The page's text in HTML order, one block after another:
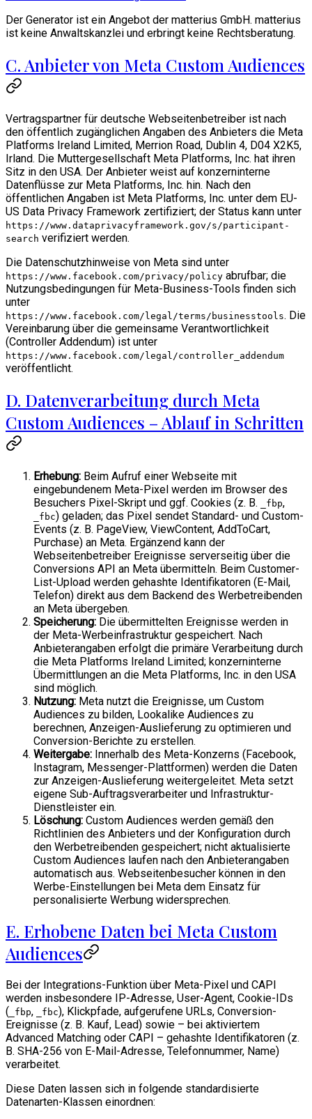
Der Generator ist ein Angebot der matterius GmbH. matterius
ist keine Anwaltskanzlei und erbringt keine Rechtsberatung.
C. Anbieter von Meta Custom Audiences
Vertragspartner für deutsche Webseitenbetreiber ist nach
den öffentlich zugänglichen Angaben des Anbieters die Meta
Platforms Ireland Limited, Merrion Road, Dublin 4, D04 X2K5,
Irland. Die Muttergesellschaft Meta Platforms, Inc. hat ihren
Sitz in den USA. Der Anbieter weist auf konzerninterne
Datenflüsse zur Meta Platforms, Inc. hin. Nach den
öffentlichen Angaben ist Meta Platforms, Inc. unter dem EU-
US Data Privacy Framework zertifiziert; der Status kann unter
https://www.dataprivacyframework.gov/s/participant-
search verifiziert werden.
Die Datenschutzhinweise von Meta sind unter
https://www.facebook.com/privacy/policy abrufbar; die
Nutzungsbedingungen für Meta-Business-Tools finden sich
unter
https://www.facebook.com/legal/terms/businesstools. Die
Vereinbarung über die gemeinsame Verantwortlichkeit
(Controller Addendum) ist unter
https://www.facebook.com/legal/controller_addendum
veröffentlicht.
D. Datenverarbeitung durch Meta
Custom Audiences – Ablauf in Schritten
Erhebung: Beim Aufruf einer Webseite mit
eingebundenem Meta-Pixel werden im Browser des
Besuchers Pixel-Skript und ggf. Cookies (z. B.
_fbp,
_fbc) geladen; das Pixel sendet Standard- und Custom-
Events (z. B. PageView, ViewContent, AddToCart,
Purchase) an Meta. Ergänzend kann der
Webseitenbetreiber Ereignisse serverseitig über die
Conversions API an Meta übermitteln. Beim Customer-
List-Upload werden gehashte Identifikatoren (E-Mail,
Telefon) direkt aus dem Backend des Werbetreibenden
an Meta übergeben.
Speicherung: Die übermittelten Ereignisse werden in
der Meta-Werbeinfrastruktur gespeichert. Nach
Anbieterangaben erfolgt die primäre Verarbeitung durch
die Meta Platforms Ireland Limited; konzerninterne
Übermittlungen an die Meta Platforms, Inc. in den USA
sind möglich.
Nutzung: Meta nutzt die Ereignisse, um Custom
Audiences zu bilden, Lookalike Audiences zu
berechnen, Anzeigen-Auslieferung zu optimieren und
Conversion-Berichte zu erstellen.
Weitergabe: Innerhalb des Meta-Konzerns (Facebook,
Instagram, Messenger-Plattformen) werden die Daten
zur Anzeigen-Auslieferung weitergeleitet. Meta setzt
eigene Sub-Auftragsverarbeiter und Infrastruktur-
Dienstleister ein.
Löschung: Custom Audiences werden gemäß den
Richtlinien des Anbieters und der Konfiguration durch
den Werbetreibenden gespeichert; nicht aktualisierte
Custom Audiences laufen nach den Anbieterangaben
automatisch aus. Webseitenbesucher können in den
Werbe-Einstellungen bei Meta dem Einsatz für
personalisierte Werbung widersprechen.
E. Erhobene Daten bei Meta Custom
Audiences
Bei der Integrations-Funktion über Meta-Pixel und CAPI
werden insbesondere IP-Adresse, User-Agent, Cookie-IDs
( _fbp, _fbc), Klickpfade, aufgerufene URLs, Conversion-
Ereignisse (z. B. Kauf, Lead) sowie – bei aktiviertem
Advanced Matching oder CAPI – gehashte Identifikatoren (z.
B. SHA-256 von E-Mail-Adresse, Telefonnummer, Name)
verarbeitet.
Diese Daten lassen sich in folgende standardisierte
Datenarten-Klassen einordnen: